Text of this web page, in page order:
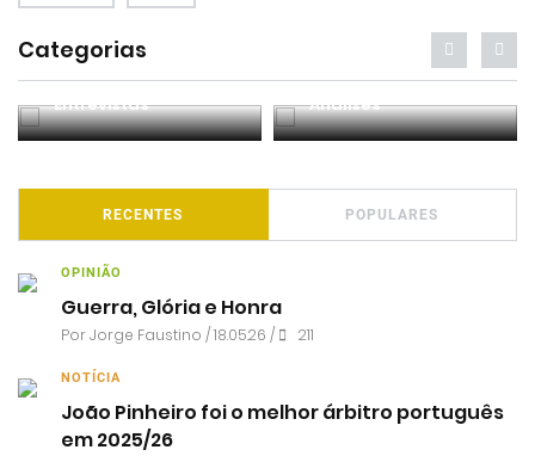
Categorias
Entrevistas Análises
RECENTES POPULARES
OPINIÃO
Guerra, Glória e Honra
PorJorge Faustino / 18.05.26 / 211
NOTÍCIA
João Pinheiro foi o melhor árbitro português
em 2025/26